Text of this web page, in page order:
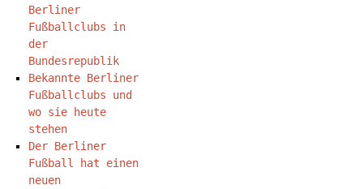
Berliner
Fußballclubs in
der
Bundesrepublik
Bekannte Berliner
Fußballclubs und
wo sie heute
stehen
Der Berliner
Fußball hat einen
neuen